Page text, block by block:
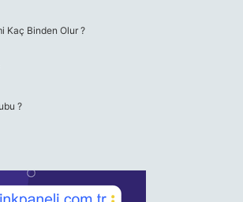
Kaç Binden Olur ?
?